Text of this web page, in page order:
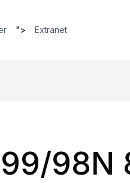
"> Extranet
98N